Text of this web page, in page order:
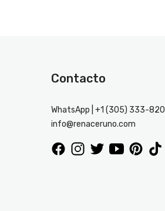
Contacto
WhatsApp | +1 (305) 333-
info@renaceruno.com